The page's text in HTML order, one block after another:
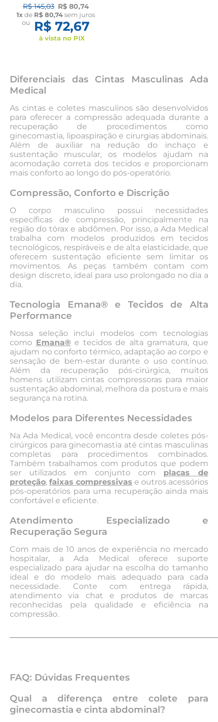
R$ 145,03 R$ 80,74
1xde R$ 80,74sem juros
ou
R$ 72,67
à vista no PIX
Diferenciais das Cintas Masculinas Ada
Medical
As cintas e coletes masculinos são desenvolvidos
para oferecer a compressão adequada durante a
recuperação de procedimentos como
ginecomastia, lipoaspiração e cirurgias abdominais.
Além de auxiliar na redução do inchaço e
sustentação muscular, os modelos ajudam na
acomodação correta dos tecidos e proporcionam
mais conforto ao longo do pós-operatório.
Compressão, Conforto e Discrição
O corpo masculino possui necessidades
específicas de compressão, principalmente na
região do tórax e abdômen. Por isso, a Ada Medical
trabalha com modelos produzidos em tecidos
tecnológicos, respiráveis e de alta elasticidade, que
oferecem sustentação eficiente sem limitar os
movimentos. As peças também contam com
design discreto, ideal para uso prolongado no dia a
dia.
Tecnologia Emana® e Tecidos de Alta
Performance
Nossa seleção inclui modelos com tecnologias
como Emana® e tecidos de alta gramatura, que
ajudam no conforto térmico, adaptação ao corpo e
sensação de bem-estar durante o uso contínuo.
Além da recuperação pós-cirúrgica, muitos
homens utilizam cintas compressoras para maior
sustentação abdominal, melhora da postura e mais
segurança na rotina.
Modelos para Diferentes Necessidades
Na Ada Medical, você encontra desde coletes pós-
cirúrgicos para ginecomastia até cintas masculinas
completas para procedimentos combinados.
Também trabalhamos com produtos que podem
ser utilizados em conjunto com placas de
proteção, faixas compressivas e outros acessórios
pós-operatórios para uma recuperação ainda mais
confortável e eficiente.
Atendimento Especializado e
Recuperação Segura
Com mais de 10 anos de experiência no mercado
hospitalar, a Ada Medical oferece suporte
especializado para ajudar na escolha do tamanho
ideal e do modelo mais adequado para cada
necessidade. Conte com entrega rápida,
atendimento via chat e produtos de marcas
reconhecidas pela qualidade e eficiência na
compressão.
FAQ: Dúvidas Frequentes
Qual a diferença entre colete para
ginecomastia e cinta abdominal?